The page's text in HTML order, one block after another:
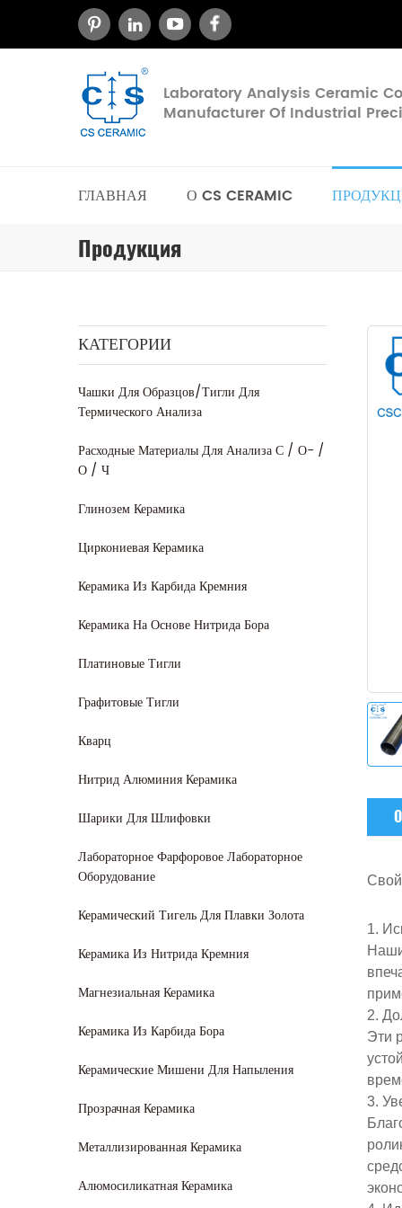
Laboratory Analysis Ceramic
Manufacturer Of Industrial
ГЛАВНАЯ О CS CERAMIC
Продукция
КАТЕГОРИИ
Чашки Для Образцов/тигли Для
Термического Анализа
Расходные Материалы Для Анализа С / О- /
О / Ч
Глинозем Керамика
Циркониевая Керамика
Керамика Из Карбида Кремния
Керамика На Основе Нитрида Бора
Платиновые Тигли
Графитовые Тигли
Кварц
Нитрид Алюминия Керамика
Шарики Для Шлифовки
Лабораторное Фарфоровое Лабораторное
Оборудование
Керамический Тигель Для Плавки Золота
Керамика Из Нитрида Кремния
Магнезиальная Керамика
Керамика Из Карбида Бора
Керамические Мишени Для Напыления
Прозрачная Керамика
Металлизированная Керамика
Алюмосиликатная Керамика
1.
2.
Эти
3.